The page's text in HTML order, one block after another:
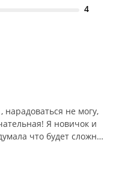
4
, нарадоваться не могу,
Я новичок и
что будет сложно
очень просто, бери да
и магазин!